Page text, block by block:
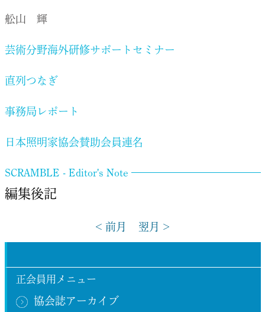
正会員用メニュー
協会誌アーカイブ
舩山 輝
芸術分野海外研修サポートセミナー
直列つなぎ
事務局レポート
日本照明家協会賛助会員連名
SCRAMBLE - Editor's Note
編集後記
< 前月 翌月 >